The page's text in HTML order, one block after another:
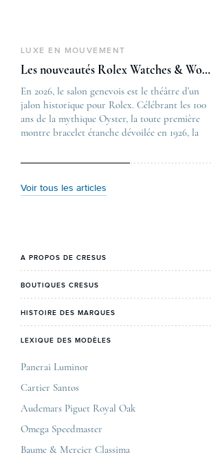
Voir tous les articles
LUXE EN MOUVEMENT
Les nouveautés Rolex Watches & Wonders 2026
En 2026, le salon genevois est le théâtre d’un
jalon historique pour Rolex. Célébrant les 100
ans de la mythique Oyster, la toute première
montre bracelet étanche dévoilée en 1926, la
métallurgique à la réinterprétation esthétique
A PROPOS DE CRESUS
L'Histoire de Cresus
Notre expertise
On parle de nous
Carrières
Conditions générales de vente
Mentions légales
Politique de confidentialité
BOUTIQUES CRESUS
Lyon
Corner Maty Nantes
Corner Maty Strasbourg
Corner Maty Toulouse
HISTOIRE DES MARQUES
Rolex
LEXIQUE DES MODÈLES
Panerai Luminor
Cartier Santos
Audemars Piguet Royal Oak
Omega Speedmaster
Baume & Mercier Classima